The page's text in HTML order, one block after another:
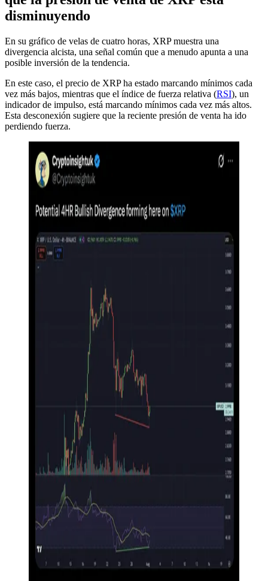
disminuyendo
En su gráfico de velas de cuatro horas, XRP muestra una
divergencia alcista, una señal común que a menudo apunta a una
posible inversión de la tendencia.
En este caso, el precio de XRP ha estado marcando mínimos cada
vez más bajos, mientras que el índice de fuerza relativa (RSI), un
indicador de impulso, está marcando mínimos cada vez más altos.
Esta desconexión sugiere que la reciente presión de venta ha ido
perdiendo fuerza.